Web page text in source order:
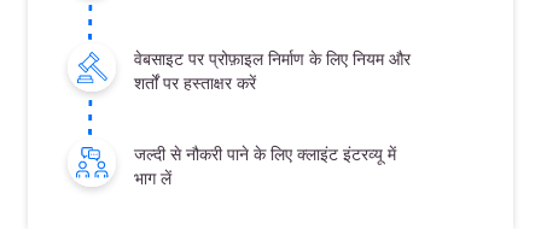
वेबसाइट पर प्रोफ़ाइल निर्माण के लिए नियम और
शर्तों पर हस्ताक्षर करें
जल्दी से नौकरी पाने के लिए क्लाइंट इंटरव्यू में
भाग लें